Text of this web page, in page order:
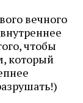
вечного
чтобы
который